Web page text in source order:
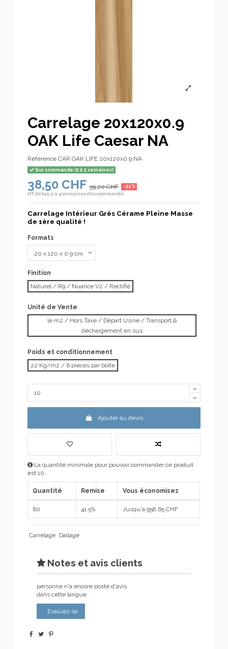
Carrelage 20x120x0.9
OAK Life Caesar NA
Référence CAR OAK LIFE 20x120x0.9 NA
Sur commande (2 à 3 semaines)
38,50 CHF 59,20 CHF -35%
HTdélais 2 à 4 semaines dès commande
Carrelage Intérieur Grès Cérame Pleine Masse
de 1ère qualité !
Formats
Finition
Naturel / R9 / Nuance V2 / Rectifié
Unité de Vente
le m2 / Hors Taxe / Départ Usine / Transport &
déchargement en sus
Poids et conditionnement
22 Kg/m2 / 6 pièces par boîte
Ajouter au devis
La quantité minimale pour pouvoir commander ce produit
est 10.
Quantité Remise Vous économisez
60 41.5% Jusqu'à 958,65 CHF
Carrelage Dallage
Notes et avis clients
personne n'a encore posté d'avis
dans cette langue
Evaluez-le